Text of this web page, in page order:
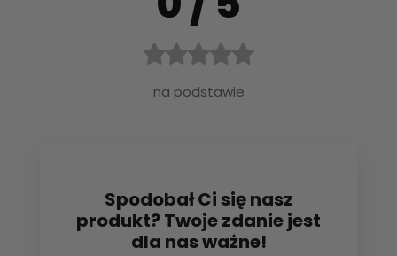
na podstawie
Spodobał Ci się nasz
produkt? Twoje zdanie jest
dla nas ważne!